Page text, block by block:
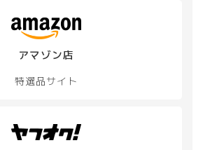
アマゾン店
特選品サイト